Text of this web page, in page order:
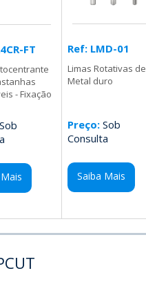
FT
- Fixação
Sob
Ref: LMD-01
Limas Rotativas de
Metal duro
Preço:Sob
Consulta
Saiba Mais